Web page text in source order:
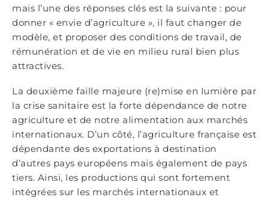
mais l’une des réponses clés est la suivante : pour
donner « envie d’agriculture », il faut changer de
modèle, et proposer des conditions de travail, de
rémunération et de vie en milieu rural bien plus
attractives.
La deuxième faille majeure (re)mise en lumière par
la crise sanitaire est la forte dépendance de notre
agriculture et de notre alimentation aux marchés
internationaux. D’un côté, l’agriculture française est
dépendante des exportations à destination
d’autres pays européens mais également de pays
tiers. Ainsi, les productions qui sont fortement
intégrées sur les marchés internationaux et